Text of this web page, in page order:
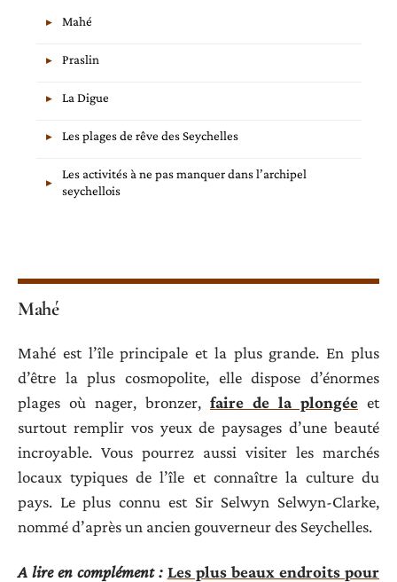
Mahé
Praslin
La Digue
Les plages de rêve des Seychelles
Les activités à ne pas manquer dans l’archipel
seychellois
Mahé
Mahé est l’île principale et la plus grande. En plus
d’être la plus cosmopolite, elle dispose d’énormes
plages où nager, bronzer, faire de la plongée et
surtout remplir vos yeux de paysages d’une beauté
incroyable. Vous pourrez aussi visiter les marchés
locaux typiques de l’île et connaître la culture du
pays. Le plus connu est Sir Selwyn Selwyn-Clarke,
nommé d’après un ancien gouverneur des Seychelles.
A lire en complément : Les plus beaux endroits pour